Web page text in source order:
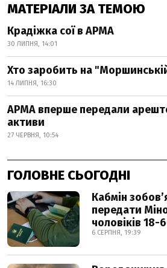
МАТЕРІАЛИ ЗА ТЕМОЮ
Крадіжка сої в АРМА
30 ЛИПНЯ, 14:01
Хто заробить на
14 ЛИПНЯ, 16:30
АРМА вперше передали
активи
27 ЧЕРВНЯ, 10:54
ГОЛОВНЕ СЬОГОДНІ
Кабмін
передати
чоловіків 18-
6 СЕРПНЯ, 19:39